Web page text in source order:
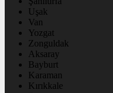
Uşak
Van
Yozgat
Zonguldak
Aksaray
Bayburt
Karaman
Kırıkkale